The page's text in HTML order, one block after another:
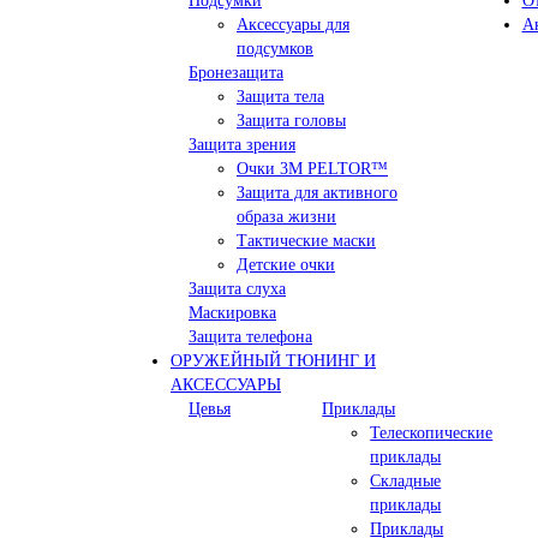
Аксессуары для
подсумков
Бронезащита
Защита тела
Защита головы
Защита зрения
Очки 3М PELTOR™
Защита для активного
образа жизни
Тактические маски
Детские очки
Защита слуха
Маскировка
Защита телефона
ОРУЖЕЙНЫЙ ТЮНИНГ И
АКСЕССУАРЫ
Цевья
Приклады
Телескопические
приклады
Складные
приклады
Приклады